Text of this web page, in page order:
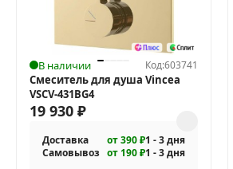
В наличии Код:603741
Смеситель для душа Vincea
VSCV-431BG4
19 930 ₽
Доставка от 390 ₽1 - 3 дня
Самовывоз от 190 ₽1 - 3 дня